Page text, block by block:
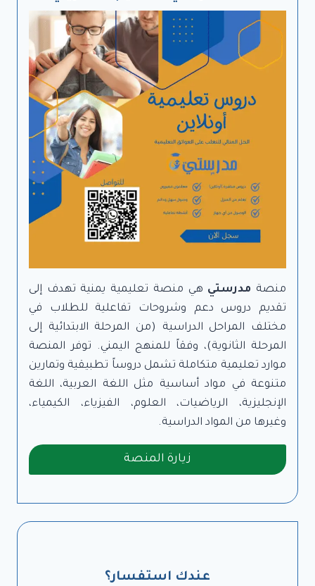
منصة مدرستي هي منصة تعليمية يمنية تهدف إلى
تقديم دروس دعم وشروحات تفاعلية للطلاب في
مختلف المراحل الدراسية (من المرحلة الابتدائية إلى
المرحلة الثانوية)، وفقاً للمنهج اليمني. توفر المنصة
موارد تعليمية متكاملة تشمل دروساً تطبيقية وتمارين
متنوعة في مواد أساسية مثل اللغة العربية، اللغة
الإنجليزية، الرياضيات، العلوم، الفيزياء، الكيمياء،
وغيرها من المواد الدراسية.
زيارة المنصة
عندك استفسار؟